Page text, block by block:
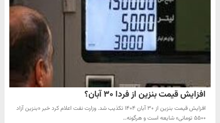
افزایش قیمت بنزین از فردا ۳۰ آبان؟
افزایش قیمت بنزین از ۳۰ آبان ۱۴۰۴ تکذیب شد. وزارت نفت اعلام کرد خبر «بنزین آزاد
۵۵۰۰ تومانی» شایعه است و هرگونه…